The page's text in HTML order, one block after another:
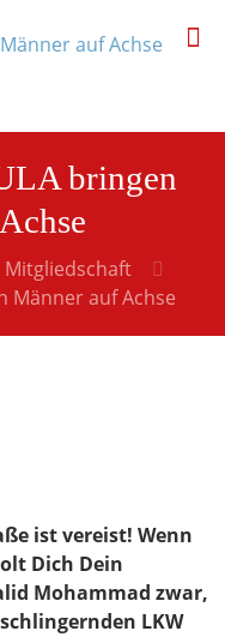
bringen
Mitgliedschaft
Männer auf Achse
ist vereist! Wenn
Dich Dein
Mohammad zwar,
LKW